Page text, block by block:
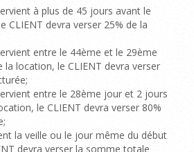
à plus de 45 jours avant le
CLIENT devra verser 25% de la
entre le 44ème et le 29ème
location, le CLIENT devra verser
entre le 28ème jour et 2 jours
le CLIENT devra verser 80%
la veille ou le jour même du début
devra verser la somme totale